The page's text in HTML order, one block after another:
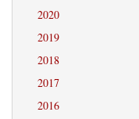
2020
2019
2018
2017
2016